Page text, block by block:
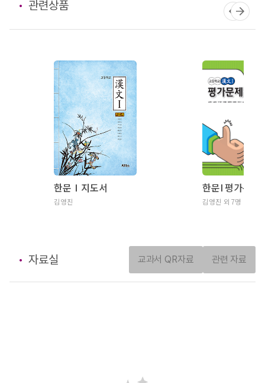
관련상품
한문Ⅰ지도서
김영진 김영진 외 7명
자료실 교과서 QR자료 관련 자료